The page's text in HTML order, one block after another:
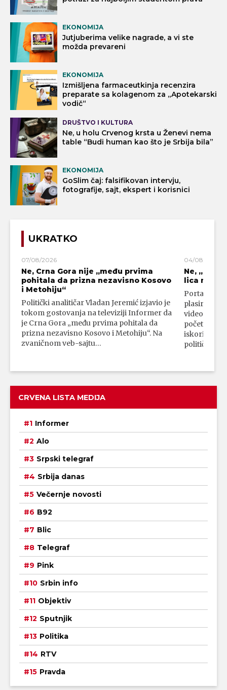
EKONOMIJA
Jutjuberima velike nagrade, a vi ste
možda prevareni
EKONOMIJA
Izmišljena farmaceutkinja recenzira
preparate sa kolagenom za „Apotekarski
vodič“
DRUŠTVO I KULTURA
Ne, u holu Crvenog krsta u Ženevi nema
table “Budi human kao što je Srbija bila”
EKONOMIJA
GoSlim čaj: falsifikovan intervju,
fotografije, sajt, ekspert i korisnici
UKRATKO
07/08/2026
Ne, Crna Gora nije „među prvima
pohitala da prizna nezavisno Kosovo
i Metohiju“
Politički analitičar Vladan Jeremić izjavio je
tokom gostovanja na televiziji Informer da
je Crna Gora „među prvima pohitala da
prizna nezavisno Kosovo i Metohiju“. Na
zvaničnom veb-sajtu…
04/08/2026
Ne,
lica
Portal 24
plasirali su
video-
početka
iskorišćava
političkim
CRVENA LISTA MEDIJA
Informer
Alo
Srpski telegraf
Srbija danas
Večernje novosti
B92
Blic
Telegraf
Pink
Srbin info
Objektiv
Sputnjik
Politika
RTV
Pravda